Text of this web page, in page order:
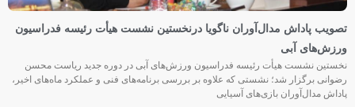
تصویب پاداش مدال‌آوران ناگویا درنخستین نشست هیأت رئیسه فدراسیون
ورزش‌های آبی
نخستین نشست هیأت رئیسه فدراسیون ورزش‌های آبی در دوره جدید ریاست محسن
رضوانی برگزار شد؛ نشستی که علاوه بر بررسی برنامه‌های فنی و عملکرد ماه‌های اخیر،
پاداش مدال‌آوران بازی‌های آسیایی